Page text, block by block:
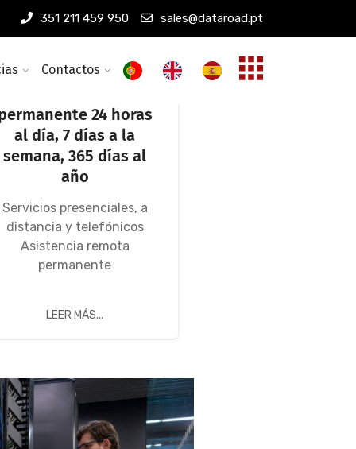
351 211 459 950 sales@dataroad.pt
Contactos
Asistencia
24 horas
al día, 7 días a la
semana, 365 días al
año
Servicios presenciales, a
distancia y telefónicos
Asistencia remota
permanente
LEER MÁS...